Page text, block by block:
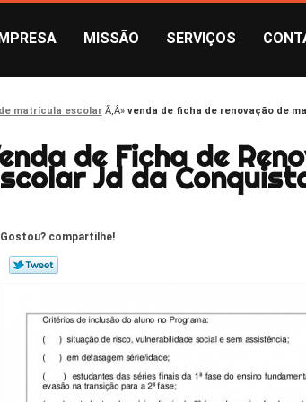
MISSÃO SERVIÇOS
matrícula escolar venda de ficha de renovação de
de Ficha de
Jd da
Gostou? compartilhe!